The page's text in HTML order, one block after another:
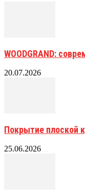
WOODGRAND:
20.07.2026
Покрытие плоской
25.06.2026